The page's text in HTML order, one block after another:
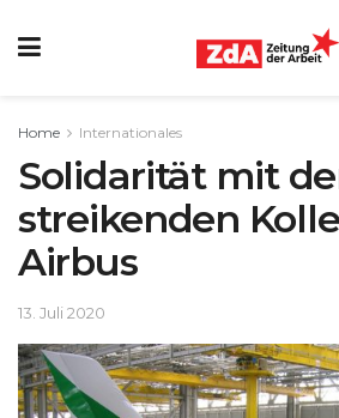
Home Internationales
Solidarität mit
streikenden
Airbus
13. Juli 2020